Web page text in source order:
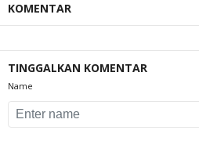
KOMENTAR
TINGGALKAN KOMENTAR
Name